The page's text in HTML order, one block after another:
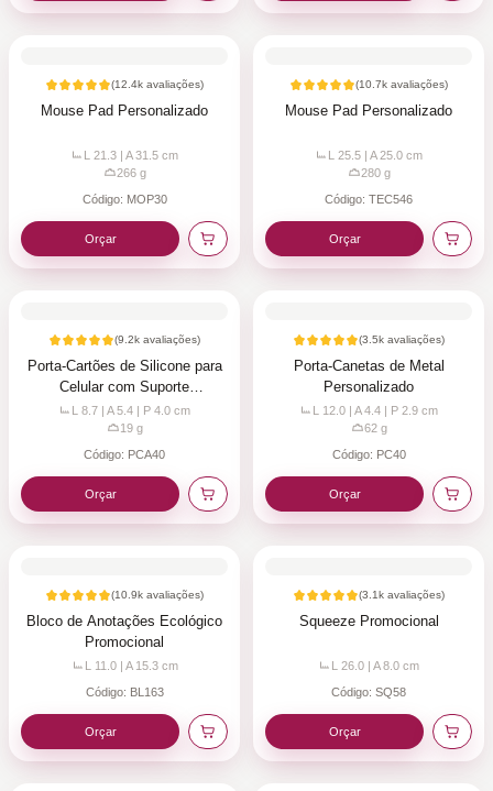
(12.4k avaliações)
Mouse Pad Personalizado
L 21.3 | A 31.5 cm
266g
Código: MOP30
Orçar
(10.7k avaliações)
Mouse Pad Personalizado
L 25.5 | A 25.0 cm
280g
Código: TEC546
Orçar
(9.2k avaliações)
Porta-Cartões de Silicone para
Celular com Suporte
Personalizado
L 8.7 | A 5.4 | P 4.0 cm
19g
Código: PCA40
Orçar
(3.5k avaliações)
Porta-Canetas de Metal
Personalizado
L 12.0 | A 4.4 | P 2.9 cm
62g
Código: PC40
Orçar
(10.9k avaliações)
Bloco de Anotações Ecológico
Promocional
L 11.0 | A 15.3cm
Código: BL163
Orçar
(3.1k avaliações)
Squeeze Promocional
L 26.0 | A 8.0 cm
Código: SQ58
Orçar